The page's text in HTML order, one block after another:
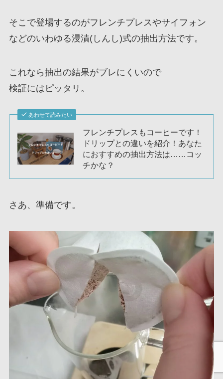
そこで登場するのがフレンチプレスやサイフォン
などのいわゆる浸漬(しんし)式の抽出方法です。
これなら抽出の結果がブレにくいので
検証にはピッタリ。
あわせて読みたい
フレンチプレスもコーヒーです！
ドリップとの違いを紹介！あなた
におすすめの抽出方法は……コッ
チかな？
さあ、準備です。